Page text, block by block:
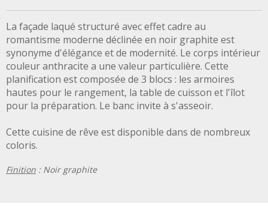
La façade laqué structuré avec effet cadre au
romantisme moderne déclinée en noir graphite est
synonyme d'élégance et de modernité. Le corps intérieur
couleur anthracite a une valeur particulière. Cette
planification est composée de 3 blocs : les armoires
hautes pour le rangement, la table de cuisson et l'îlot
pour la préparation. Le banc invite à s'asseoir.
Cette cuisine de rêve est disponible dans de nombreux
coloris.
Finition : Noir graphite